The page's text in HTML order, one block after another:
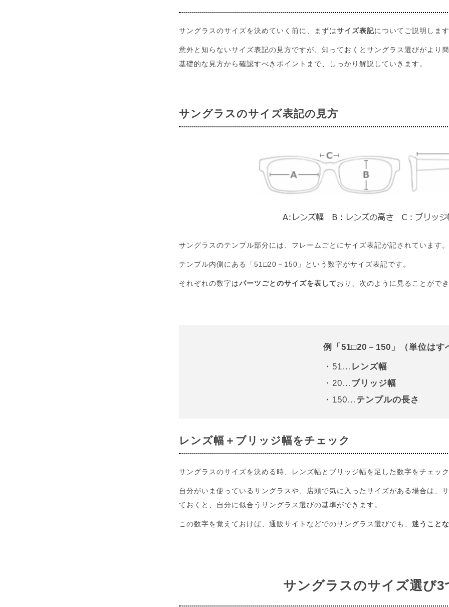
サングラスのサイズを決めていく前に、まずはサイズ表記についてご説明します
意外と知らないサイズ表記の見方ですが、知っておくとサングラス選びがより
基礎的な見方から確認すべきポイントまで、しっかり解説していきます。
サングラスのサイズ表記の見方
サングラスのテンプル部分には、フレームごとにサイズ表記が記されています。
テンプル内側にある「51□20－150」という数字がサイズ表記です。
それぞれの数字はパーツごとのサイズを表しており、次のように見ることができ
例「51□20－150」（単位はす
・51… レンズ幅
・20… ブリッジ幅
・150… テンプルの長さ
レンズ幅＋ブリッジ幅をチェック
サングラスのサイズを決める時、レンズ幅とブリッジ幅を足した数字をチェック
自分がいま使っているサングラスや、店頭で気に入ったサイズがある場合は、
ておくと、自分に似合うサングラス選びの基準ができます。
この数字を覚えておけば、通販サイトなどでのサングラス選びでも、 迷うこと
サングラスのサイズ選び3